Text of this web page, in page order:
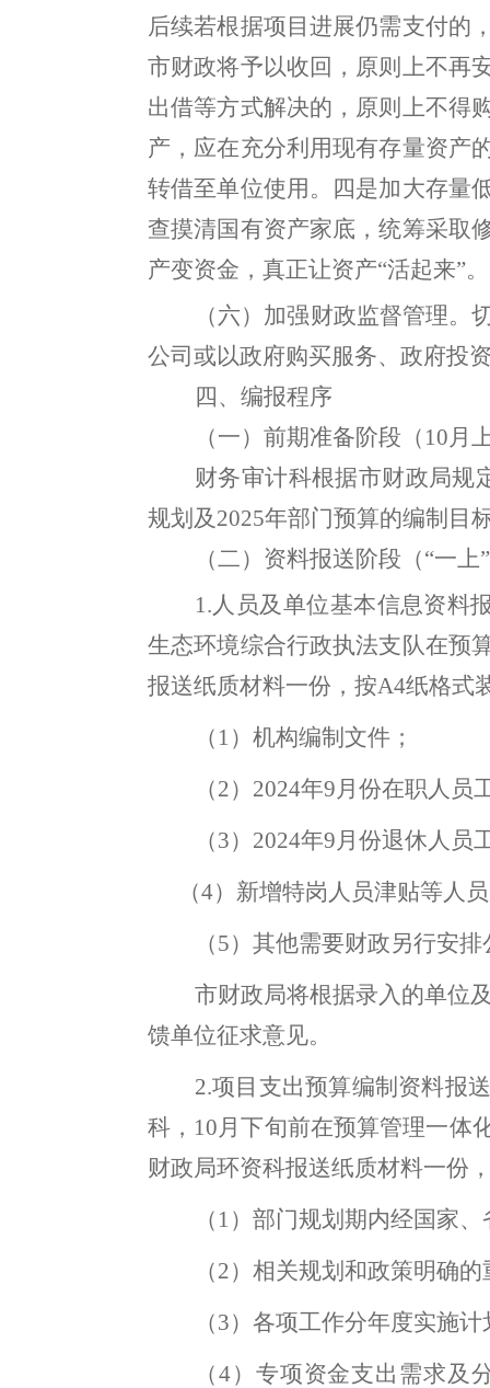
后续若根据项目进展仍需支付的
市财政将予以收回，原则上不再
出借等方式解决的 ， 原则上不得
产 ， 应在充分利用现有存量资产
转借至单位使用 。
四是加大存量
查摸清国有资产家底，统筹采取
产变资金，真正让资产“活起来”。
（六）加强财政监督管理。
公司或以政府购买服务、政府投
四、编报程序
（一）前期准备阶段（ 10月
财务审计科根据市财政局规
规划及 2025年部门预算的编制目
（二） 资料报送阶段（“一上
1.人员及单位基本信息资料
生态环境综合行政执法支队在预
报送纸质材料一份 ， 按A4纸格式
（ 1 ）机构编制文件 ；
（2） 2024年9月份在职人员
（3） 2024年9月份退休人员
（4） 新增特岗人员津贴等人
（5）其他需要财政另行安
市财政局将根据录入的单位
馈单位征求意见。
2.项目支出预算编制资料报
科 ， 10月下旬前在预算管理一体
财政局环资科报送纸质材料一份
（ 1 ）部门规划期内经国家
（2）相关规划和政策明确
（3）各项工作分年度实施
（4）专项资金支出需求及